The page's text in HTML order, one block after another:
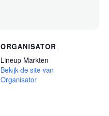
ORGANISATOR
Lineup Markten
Bekijk de site van
Organisator